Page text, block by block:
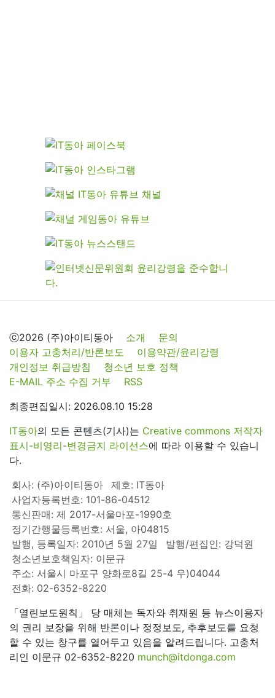
ⓒ2026 (주)아이티동아 소개
문의
이용자 고충처리/반론보도
이용약관/윤리강령
개인정보 취급방침
청소년 보호 정책
E-MAIL 주소 수집 거부
RSS
최종편집일시: 2026.08.10 15:28
IT동아의 모든 콘텐츠(기사)는 Creative commons 저작자
표시-비영리-변경금지 라이선스에 따라 이용할 수 있습니
다.
회사: (주)아이티동아
제호: IT동아
사업자등록번호: 101-86-04512
통신판매: 제 2017-서울마포-1990호
정기간행물등록번호: 서울, 아04815
발행, 등록일자: 2010년 5월 27일
발행/편집인: 강덕원
청소년보호책임자: 이문규
주소: 서울시 마포구 양화로8길 25-4 우)04044
전화: 02-6352-8220
「열린보도원칙」 당 매체는 독자와 취재원 등 뉴스이용자
의 권리 보장을 위해 반론이나 정정보도, 추후보도를 요청
할 수 있는 창구를 열어두고 있음을 알려드립니다. 고충처
리인 이문규 02-6352-8220 munch@itdonga.com